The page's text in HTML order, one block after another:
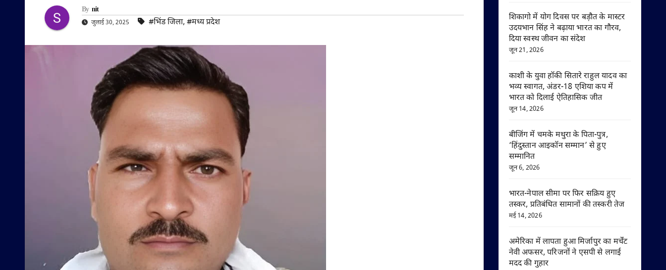
By nit
जुलाई 30, 2025 #भिंड जिला, #मध्य प्रदेश
शिकागो में योग दिवस पर बड़ौत के मास्टर
उदयभान सिंह ने बढ़ाया भारत का गौरव,
दिया स्वस्थ जीवन का संदेश
जून 21, 2026
काशी के युवा हॉकी सितारे राहुल यादव का
भव्य स्वागत, अंडर-18 एशिया कप में
भारत को दिलाई ऐतिहासिक जीत
जून 14, 2026
बीजिंग में चमके मथुरा के पिता-पुत्र,
‘हिंदुस्तान आइकॉन सम्मान’ से हुए
सम्मानित
जून 6, 2026
भारत-नेपाल सीमा पर फिर सक्रिय हुए
तस्कर, प्रतिबंधित सामानों की तस्करी तेज
मई 14, 2026
अमेरिका में लापता हुआ मिर्जापुर का मर्चेंट
नेवी अफसर, परिजनों ने एसपी से लगाई
मदद की गुहार